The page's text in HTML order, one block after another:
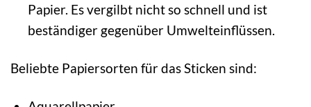
Papier. Es vergilbt nicht so schnell und ist
beständiger gegenüber Umwelteinflüssen.
Beliebte Papiersorten für das Sticken sind: